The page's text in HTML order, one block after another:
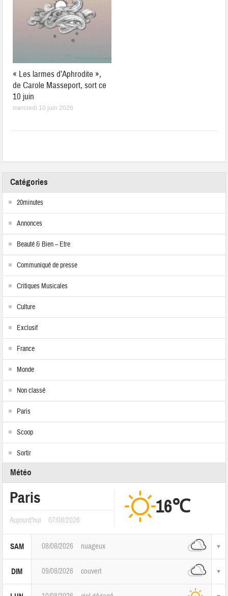
« Les larmes d’Aphrodite »,
de Carole Masseport, sort ce
10 juin
mercredi 10 juin 2026
Catégories
20minutes
Annonces
Beauté & Bien – Etre
Communiqué de presse
Critiques Musicales
Culture
Exclusif
France
Monde
Non classé
Paris
Scoop
Sortir
Météo
Paris
Aujourd'hui 07/08/2026
16℃
SAM 08/08/2026 nuageux
DIM 09/08/2026 couvert